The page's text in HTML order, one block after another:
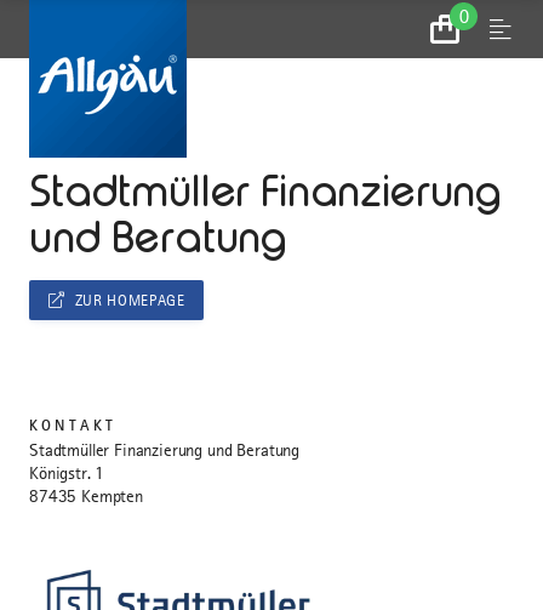
0
Zum
Warenkorb
Menu
Stadtmüller Finanzierung
und Beratung
ZUR HOMEPAGE
KONTAKT
Stadtmüller Finanzierung und Beratung
Königstr. 1
87435 Kempten